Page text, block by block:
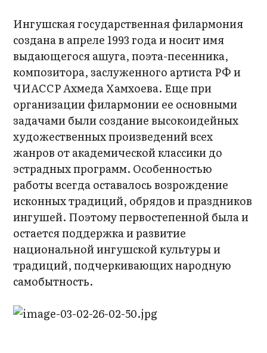
Ингушская государственная филармония
создана в апреле 1993 года и носит имя
выдающегося ашуга, поэта-песенника,
композитора, заслуженного артиста РФ и
ЧИАССР Ахмеда Хамхоева. Еще при
организации филармонии ее основными
задачами были создание высокоидейных
художественных произведений всех
жанров от академической классики до
эстрадных программ. Особенностью
работы всегда оставалось возрождение
исконных традиций, обрядов и праздников
ингушей. Поэтому первостепенной была и
остается поддержка и развитие
национальной ингушской культуры и
традиций, подчеркивающих народную
самобытность.